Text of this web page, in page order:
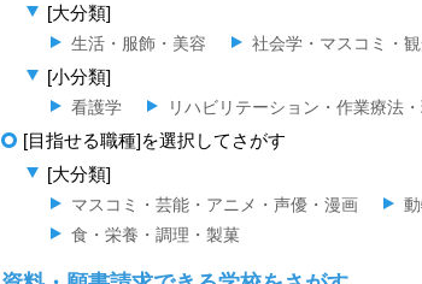
[大分類]
生活・服飾・美容 社会学・マスコミ・
[小分類]
看護学 リハビリテーション・作業療法
[目指せる職種]を選択してさがす
[大分類]
マスコミ・芸能・アニメ・声優・漫画
食・栄養・調理・製菓